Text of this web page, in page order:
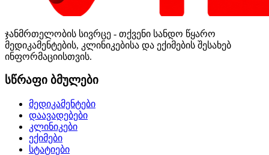
ჯანმრთელობის სივრცე - თქვენი სანდო წყარო
მედიკამენტების, კლინიკებისა და ექიმების შესახებ
ინფორმაციისთვის.
სწრაფი ბმულები
მედიკამენტები
დაავადებები
კლინიკები
ექიმები
სტატიები